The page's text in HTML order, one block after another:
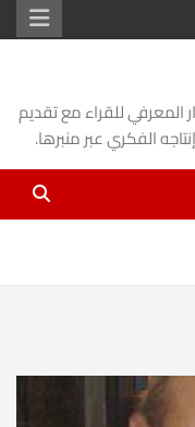
المعرفي للقراء مع تقديم
الفكري عبر منبرها.